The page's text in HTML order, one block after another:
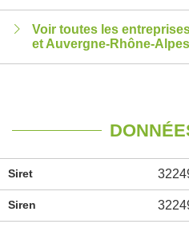
Voir toutes les
et Auvergne-Rhône-Alpes
Siret
Siren